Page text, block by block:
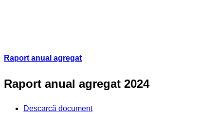
Raport anual agregat
Raport anual agregat 2024
Descarcă document